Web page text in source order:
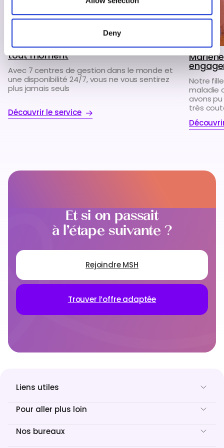
Deny
MSH 24/7 : pour vous accompagner à
tout moment
Avec 7 centres de gestion dans le monde et
une disponibilité 24/7, vous ne vous sentirez
plus jamais seuls
Découvrir le service
Notre
maladie
avons
très
Et si on passait
à l’étape suivante ?
Rejoindre MSH
Trouver l’offre adaptée
Liens utiles
Pour aller plus loin
Nos bureaux